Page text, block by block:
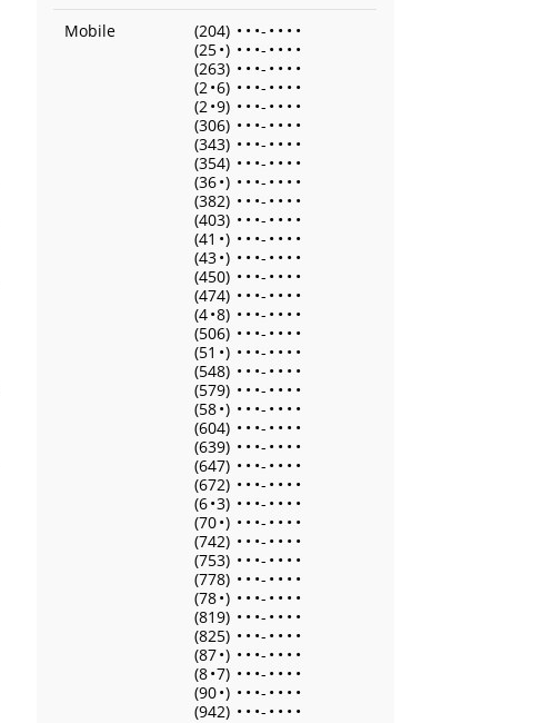
Mobile
(204) • • •- • • • •
(25•) • • •- • • • •
(263) • • •- • • • •
(2•6) • • •- • • • •
(2•9) • • •- • • • •
(306) • • •- • • • •
(343) • • •- • • • •
(354) • • •- • • • •
(36•) • • •- • • • •
(382) • • •- • • • •
(403) • • •- • • • •
(41 •) • • •- • • • •
(43•) • • •- • • • •
(450) • • •- • • • •
(474) • • •- • • • •
(4•8) • • •- • • • •
(506) • • •- • • • •
(51 •) • • •- • • • •
(548) • • •- • • • •
(579) • • •- • • • •
(58•) • • •- • • • •
(604) • • •- • • • •
(639) • • •- • • • •
(647) • • •- • • • •
(672) • • •- • • • •
(6•3) • • •- • • • •
(70•) • • •- • • • •
(742) • • •- • • • •
(753) • • •- • • • •
(778) • • •- • • • •
(78•) • • •- • • • •
(819) • • •- • • • •
(825) • • •- • • • •
(87•) • • •- • • • •
(8•7) • • •- • • • •
(90•) • • •- • • • •
(942) • • •- • • • •